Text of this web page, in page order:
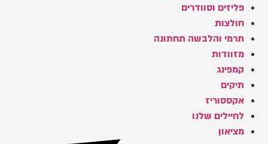
פליזים וסוודרים
חולצות
תרמי והלבשה תחתונה
מזוודות
קמפינג
תיקים
אקססוריז
לחיילים שלנו
מציאון